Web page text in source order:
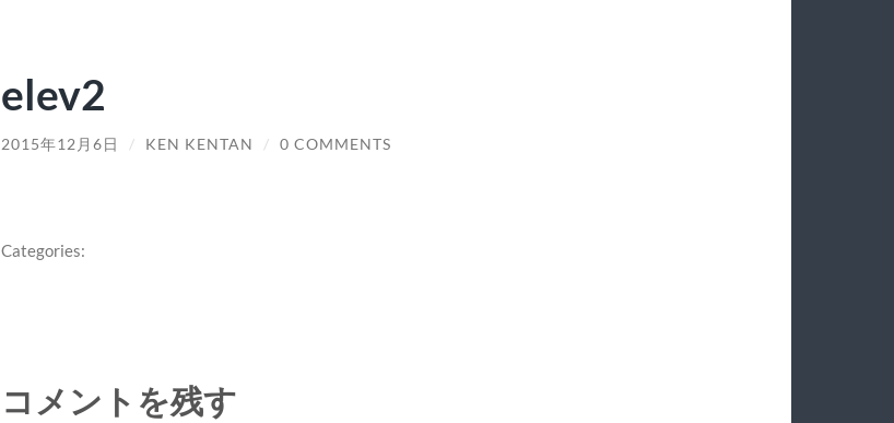
elev2
2015年12月6日 / KEN KENTAN / 0 COMMENTS
Categories:
コメントを残す